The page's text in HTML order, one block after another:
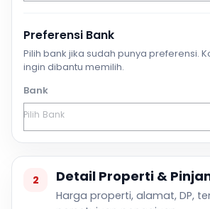
Preferensi Bank
Pilih bank jika sudah punya preferensi.
ingin dibantu memilih.
Bank
2 Detail Properti &
Harga properti, alamat, DP,